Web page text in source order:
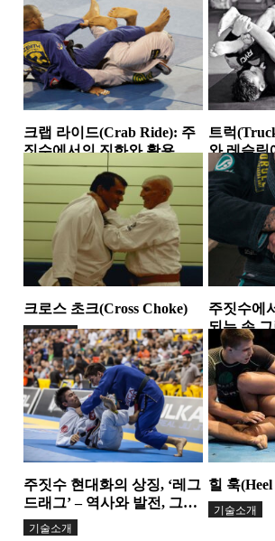
크랩 라이드(Crab Ride): 주
짓수에서의 진화와 활용
트럭
와 레슬링
전기술소개
크로스 초크(Cross Choke)
기술소개
주짓수에
되는 손
기술소개
주짓수 현대화의 상징, ‘레그
드래그’ – 역사와 발전, 그리
고 선두 선수들
기술소개
힐 훅
기술소개